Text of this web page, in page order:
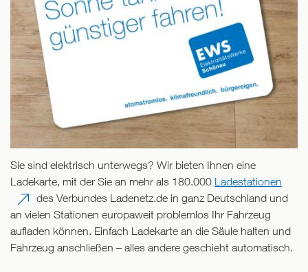
Sie sind elektrisch unterwegs? Wir bieten Ihnen eine
Ladekarte, mit der Sie an mehr als 180.000 Ladestationen
des Verbundes Ladenetz.de in ganz Deutschland und
an vielen Stationen europaweit problemlos Ihr Fahrzeug
aufladen können. Einfach Ladekarte an die Säule halten und
Fahrzeug anschließen – alles andere geschieht automatisch.